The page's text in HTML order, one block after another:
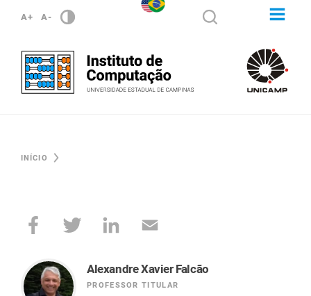
A+ A-
INÍCIO
Alexandre Xavier Falcão
PROFESSOR TITULAR